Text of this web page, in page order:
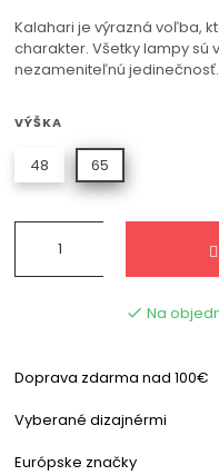
Kalahari je výrazná voľba,
charakter. Všetky lampy sú
nezameniteľnú jedinečnosť.
VÝŠKA
48 65
 Na
Doprava zdarma nad 100€
Vyberané dizajnérmi
Európske značky